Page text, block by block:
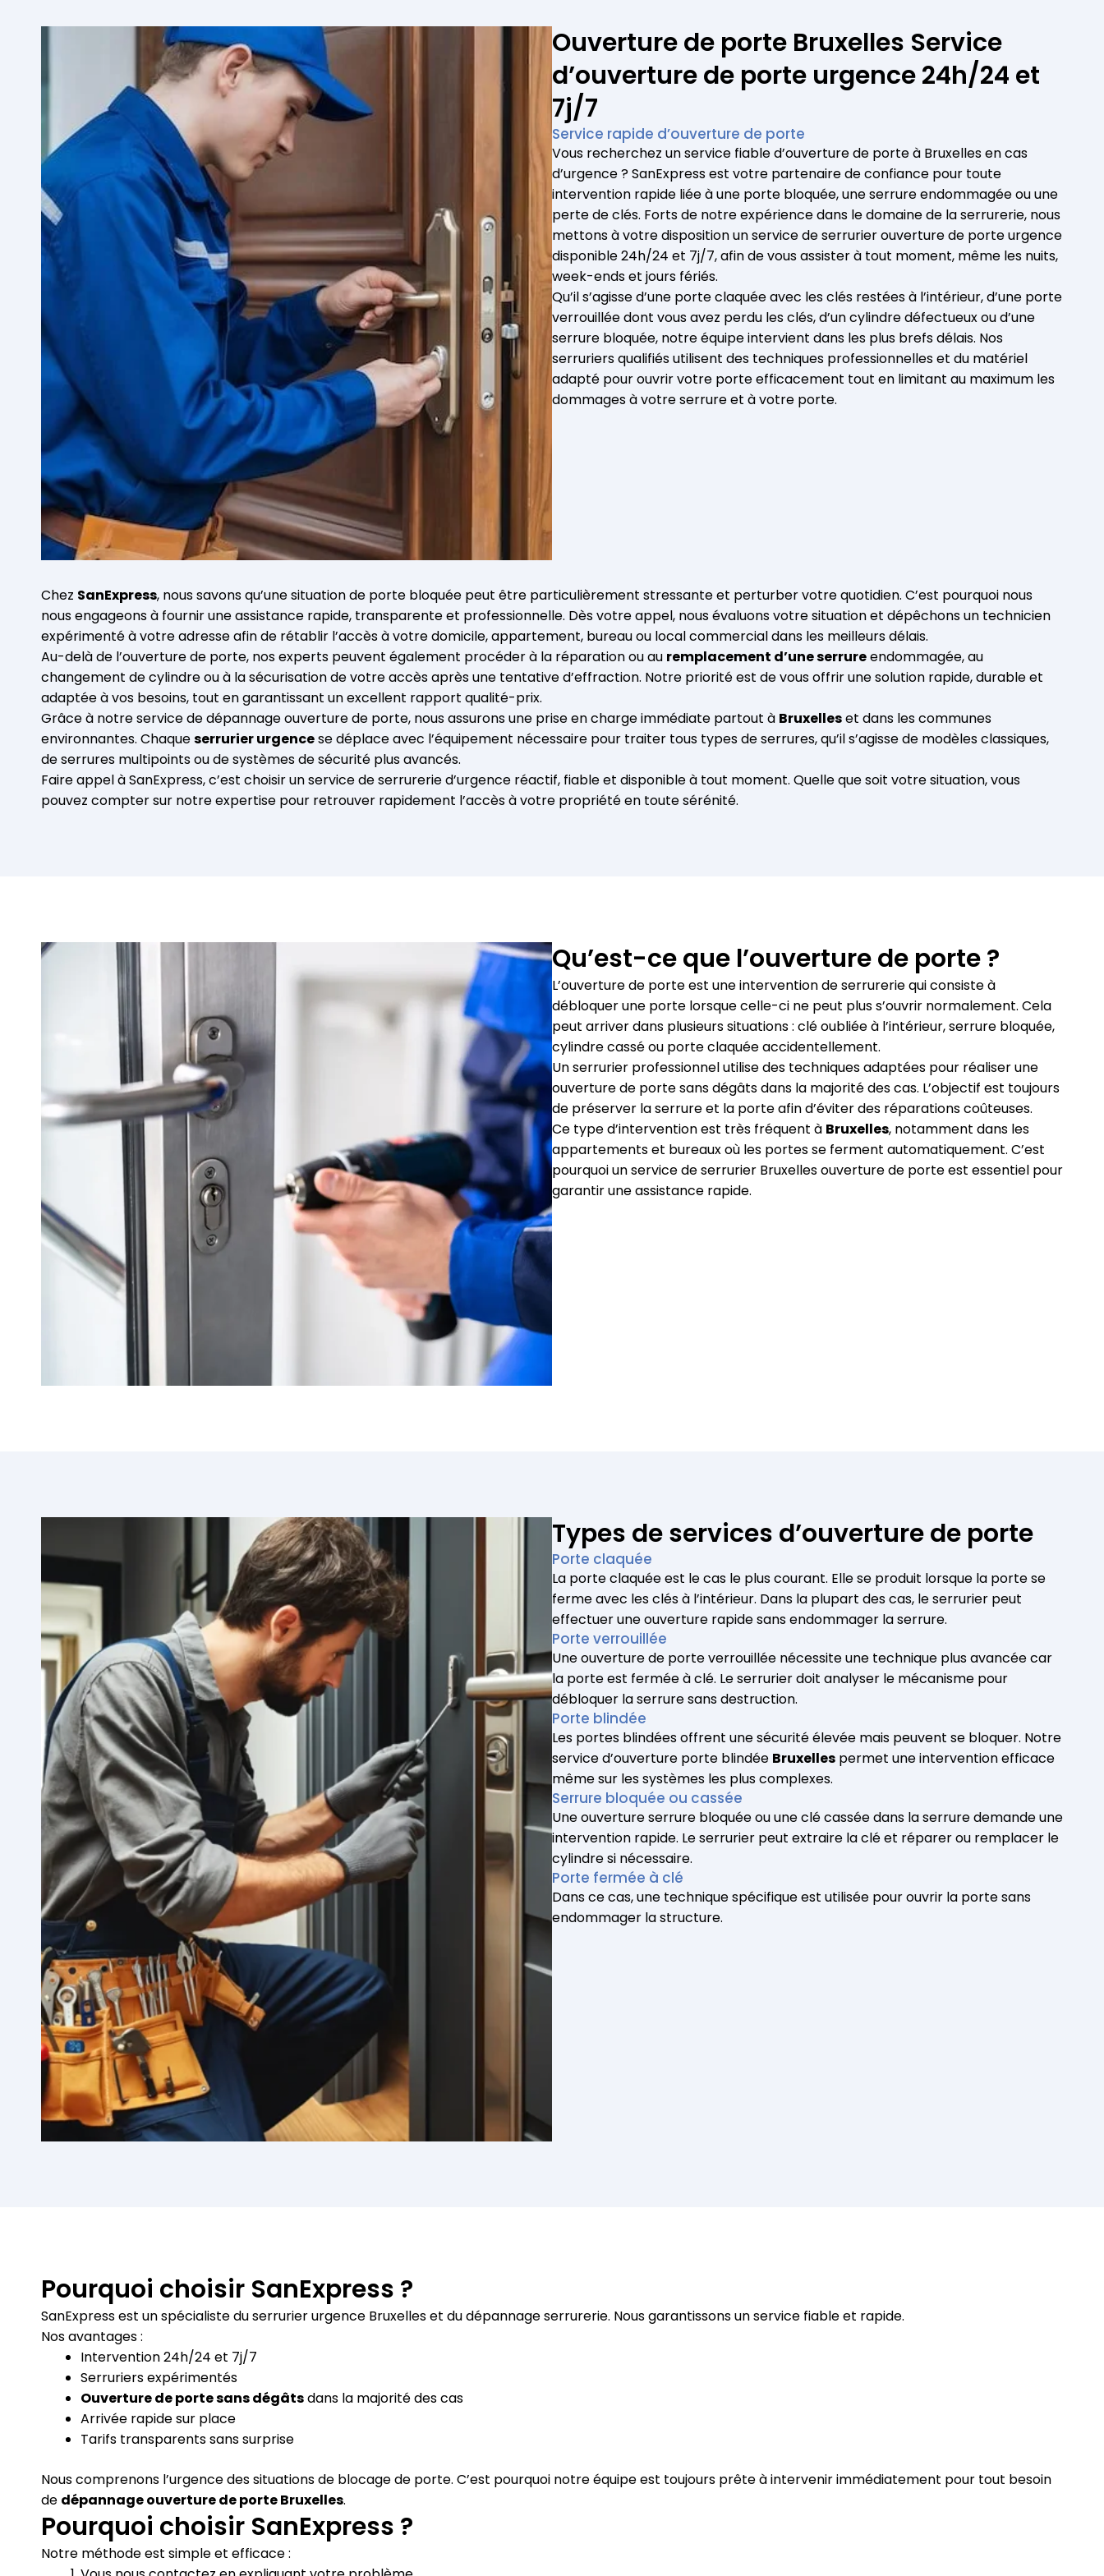
Ouverture de porte Bruxelles Service
d’ouverture de porte urgence 24h/24 et
7j/7
Service rapide d’ouverture de porte
Vous recherchez unservice fiable d’ouverture de porte à Bruxellesen cas
d’urgence ? SanExpress est votre partenaire de confiance pour toute
intervention rapide liée à une porte bloquée, une serrure endommagée ou une
perte de clés. Forts de notre expérience dans le domaine de la serrurerie, nous
mettons à votre disposition un service de serrurier ouverture de porte urgence
disponible 24h/24 et 7j/7, afin de vous assister à tout moment, même les nuits,
week-ends et jours fériés.
Qu’il s’agisse d’une porte claquée avec les clés restées à l’intérieur, d’une porte
verrouillée dont vous avez perdu les clés, d’un cylindre défectueux ou d’une
serrure bloquée, notre équipe intervient dans les plus brefs délais. Nos
serruriers qualifiésutilisent des techniques professionnelles et du matériel
adapté pour ouvrir votre porte efficacement tout en limitant au maximum les
dommages à votre serrure et à votre porte.
Chez SanExpress, nous savons qu’une situation de porte bloquée peut être particulièrement stressante et perturber votre quotidien. C’est pourquoi nous
nous engageons à fournir une assistance rapide, transparente et professionnelle. Dès votre appel, nous évaluons votre situation et dépêchons un technicien
expérimenté à votre adresse afin de rétablir l’accès à votre domicile, appartement, bureau ou local commercial dans les meilleurs délais.
Au-delà de l’ouverture de porte, nos experts peuvent également procéder à la réparation ou au remplacement d’une serrureendommagée, au
changement de cylindre ou à la sécurisation de votre accès après une tentative d’effraction. Notre priorité est de vous offrir une solution rapide, durable et
adaptée à vos besoins, tout en garantissant un excellent rapport qualité-prix.
Grâce à notre service de dépannage ouverture de porte, nous assurons une prise en charge immédiate partout à Bruxelleset dans les communes
environnantes. Chaqueserrurier urgencese déplace avec l’équipement nécessaire pour traiter tous types de serrures, qu’il s’agisse de modèles classiques,
de serrures multipoints ou de systèmes de sécurité plus avancés.
Faire appel à SanExpress, c’est choisir un service de serrurerie d’urgence réactif, fiable et disponible à tout moment. Quelle que soit votre situation, vous
pouvez compter sur notre expertise pour retrouver rapidement l’accès à votre propriété en toute sérénité.
Qu’est-ce que l’ouverture de porte ?
L’ouverture de porte est une intervention de serrurerie qui consiste à
débloquer une porte lorsque celle-ci ne peut plus s’ouvrir normalement. Cela
peut arriver dans plusieurs situations : clé oubliée à l’intérieur, serrure bloquée,
cylindre cassé ou porte claquée accidentellement.
Un serrurier professionnel utilise des techniques adaptées pour réaliser une
ouverture de porte sans dégâts dans la majorité des cas. L’objectif est toujours
de préserver la serrure et la porte afin d’éviter des réparations coûteuses.
Ce type d’intervention est très fréquent à Bruxelles, notamment dans les
appartements et bureaux où les portes se ferment automatiquement. C’est
pourquoi un service de serrurier Bruxelles ouverture de porte est essentiel pour
garantir une assistance rapide.
Types de services d’ouverture de porte
Porte claquée
La porte claquée est le cas le plus courant. Elle se produit lorsque la porte se
ferme avec les clés à l’intérieur. Dans la plupart des cas, le serrurier peut
effectuer une ouverture rapide sans endommager la serrure.
Porte verrouillée
Une ouverture de porte verrouillée nécessite une technique plus avancée car
la porte est fermée à clé. Le serrurier doit analyser le mécanisme pour
débloquer la serrure sans destruction.
Porte blindée
Les portes blindées offrent une sécurité élevée mais peuvent se bloquer. Notre
service d’ouverture porte blindée Bruxelles permet une intervention efficace
même sur les systèmes les plus complexes.
Serrure bloquée ou cassée
Une ouverture serrure bloquée ou une clé cassée dans la serrure demande une
intervention rapide. Le serrurier peut extraire la clé et réparer ou remplacer le
cylindre si nécessaire.
Porte fermée à clé
Dans ce cas, une technique spécifique est utilisée pour ouvrir la porte sans
endommager la structure.
Pourquoi choisir SanExpress ?
SanExpress est un spécialiste du serrurier urgence Bruxelles et du dépannage serrurerie. Nous garantissons un service fiable et rapide.
Nos avantages :
Intervention 24h/24 et 7j/7
Serruriers expérimentés
Ouverture de porte sans dégâtsdans la majorité des cas
Arrivée rapide sur place
Tarifs transparents sans surprise
Nous comprenons l’urgence des situations de blocage de porte. C’est pourquoi notre équipe est toujours prête à intervenir immédiatement pour tout besoin
de dépannage ouverture de porte Bruxelles.
Pourquoi choisir SanExpress ?
Notre méthode est simple et efficace :